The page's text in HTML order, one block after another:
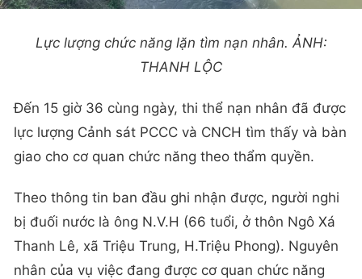
Lực lượng chức năng lặn tìm nạn nhân. ẢNH:
THANH LỘC
Đến 15 giờ 36 cùng ngày, thi thể nạn nhân đã được
lực lượng Cảnh sát PCCC và CNCH tìm thấy và bàn
giao cho cơ quan chức năng theo thẩm quyền.
Theo thông tin ban đầu ghi nhận được, người nghi
bị đuối nước là ông N.V.H (66 tuổi, ở thôn Ngô Xá
Thanh Lê, xã Triệu Trung, H.Triệu Phong). Nguyên
nhân của vụ việc đang được cơ quan chức năng